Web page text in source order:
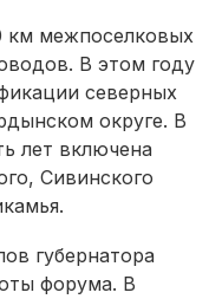
км межпоселковых
В этом году
северных
округе. В
лет включена
Сивинского
губернатора
форума. В